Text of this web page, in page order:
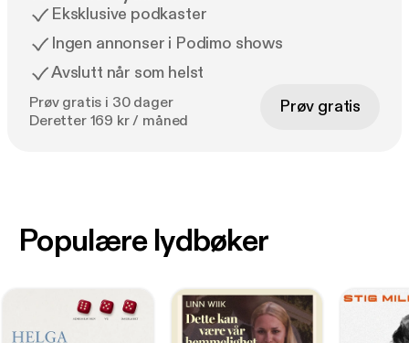
Eksklusive podkaster
Ingen annonser i Podimo shows
Avslutt når som helst
Prøv gratis i 30 dager
Deretter 169 kr / måned
Prøv gratis
Populære lydbøker